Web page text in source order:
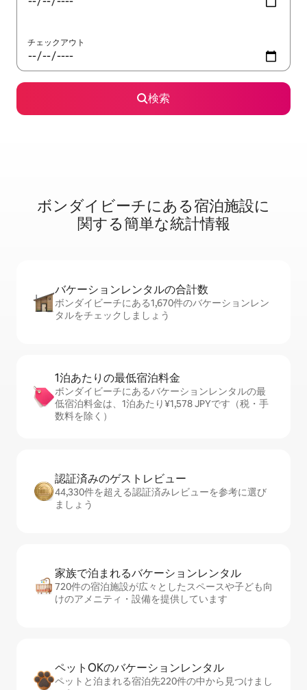
チェックアウト
検索
ボンダイビーチに⁠あ⁠る宿⁠泊⁠施⁠設⁠に
関⁠す⁠る簡⁠単⁠な統⁠計⁠情⁠報
バケーションレ⁠ン⁠タ⁠ル⁠の合⁠計⁠数
ボンダイビーチにある1,670件のバケーションレン
タルをチェックしましょう
1泊あたりの最⁠低⁠宿⁠泊⁠料⁠金
ボンダイビーチにあるバケーションレンタルの最
低宿泊料金は、1泊あたり¥1,578 JPYです（税・手
数料を除く）
認証済みのゲ⁠ス⁠ト⁠レ⁠ビ⁠ュ⁠ー
44,330件を超える認証済みレビューを参考に選び
ましょう
家族で泊まれるバ⁠ケ⁠ー⁠シ⁠ョ⁠ンレ⁠ン⁠タ⁠ル
720件の宿泊施設が広々としたスペースや子ども向
けのアメニティ・設備を提供しています
ペットOKのバ⁠ケ⁠ー⁠シ⁠ョ⁠ンレ⁠ン⁠タ⁠ル
ペットと泊まれる宿泊先220件の中から見つけまし